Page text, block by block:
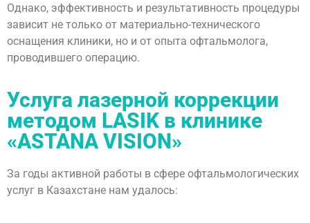
Однако, эффективность и результативность процедуры
зависит не только от материально-технического
оснащения клиники, но и от опыта офтальмолога,
проводившего операцию.
Услуга лазерной коррекции
методом LASIK в клинике
«ASTANA VISION»
За годы активной работы в сфере офтальмологических
услуг в Казахстане нам удалось: